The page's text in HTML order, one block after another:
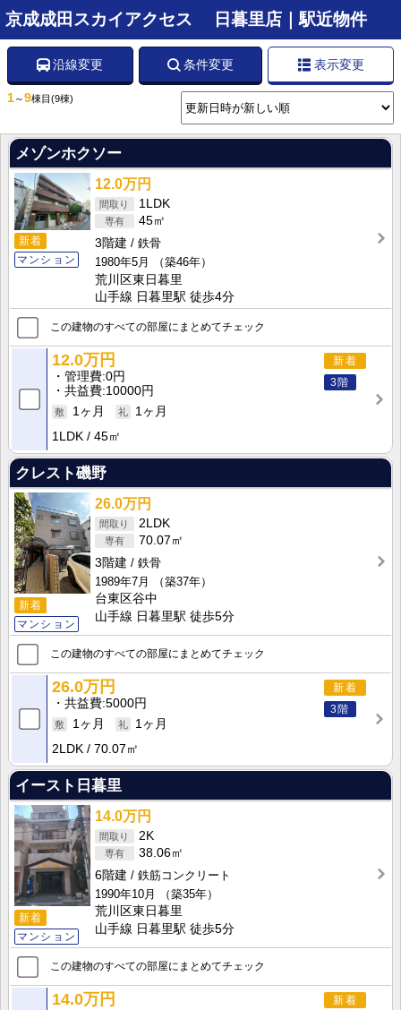
京成成田スカイアクセス 日暮里店｜駅近物件
沿線変更 条件変更 表示変更
1～9棟目 (9棟)
メゾンホクソー
新着
マンション
12.0万円
1LDK
45㎡
3階建
鉄骨
1980年5月
（築46年）
荒川区東日暮里
山手線 日暮里駅 徒歩4分
この建物のすべての部屋にまとめてチェック
新着
3階
12.0万円
管理費 0円
共益費 10000円
1ヶ月
1ヶ月
1LDK
45㎡
クレスト磯野
新着
マンション
26.0万円
2LDK
70.07㎡
3階建
鉄骨
1989年7月
（築37年）
台東区谷中
山手線 日暮里駅 徒歩5分
この建物のすべての部屋にまとめてチェック
新着
3階
26.0万円
共益費 5000円
1ヶ月
1ヶ月
2LDK
70.07㎡
イースト日暮里
新着
マンション
14.0万円
2K
38.06㎡
6階建
鉄筋コンクリート
1990年10月
（築35年）
荒川区東日暮里
山手線 日暮里駅 徒歩5分
この建物のすべての部屋にまとめてチェック
新着
14.0万円